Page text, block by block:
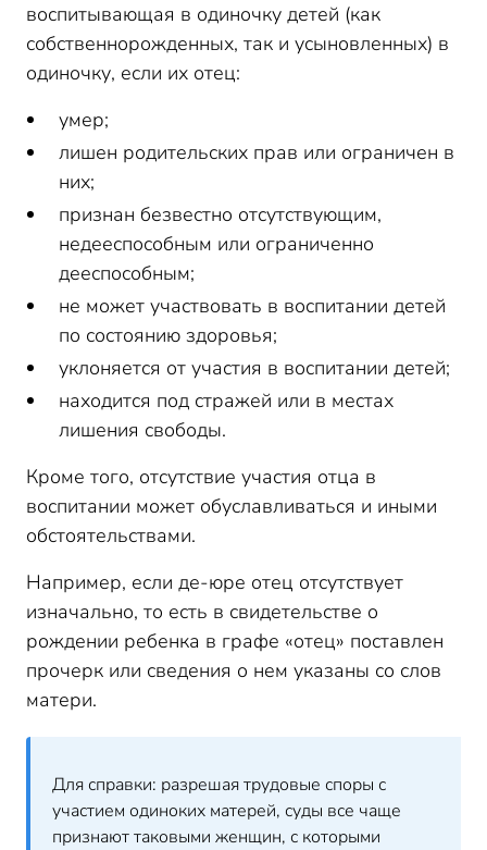
воспитывающая в одиночку детей (как
собственнорожденных, так и усыновленных) в
одиночку, если их отец:
умер;
лишен родительских прав или ограничен в
них;
признан безвестно отсутствующим,
недееспособным или ограниченно
дееспособным;
не может участвовать в воспитании детей
по состоянию здоровья;
уклоняется от участия в воспитании детей;
находится под стражей или в местах
лишения свободы.
Кроме того, отсутствие участия отца в
воспитании может обуславливаться и иными
обстоятельствами.
Например, если де-юре отец отсутствует
изначально, то есть в свидетельстве о
рождении ребенка в графе «отец» поставлен
прочерк или сведения о нем указаны со слов
матери.
Для справки: разрешая трудовые споры с
участием одиноких матерей, суды все чаще
признают таковыми женщин, с которыми